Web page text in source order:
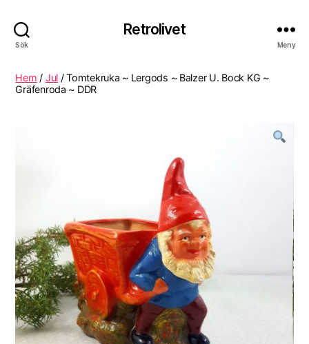
Sök
Retrolivet
Meny
Hem / Jul / Tomtekruka ~ Lergods ~ Balzer U. Bock KG ~
Gräfenroda ~ DDR